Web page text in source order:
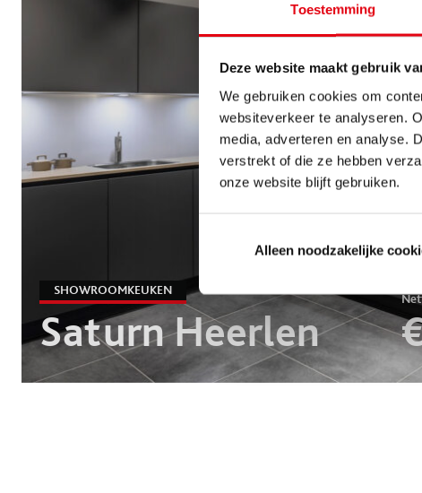
Toestemming
Deze website maakt gebruik
We gebruiken cookies om
websiteverkeer te analyseren.
media, adverteren en analyse.
verstrekt of die ze hebben
onze website blijft gebruiken.
Alleen noodzakelijke
SHOWROOMKEUKEN
Saturn Heerlen